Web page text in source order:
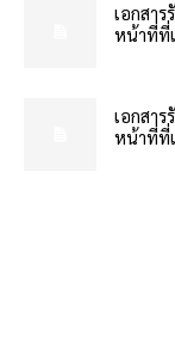
เอกสาร
หน้าที่ที่
เอกสาร
หน้าที่ที่